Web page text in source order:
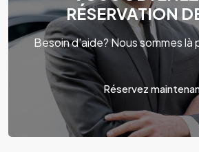
RÉSERVATION
Besoin d'aide? Nous sommes là
Réservez